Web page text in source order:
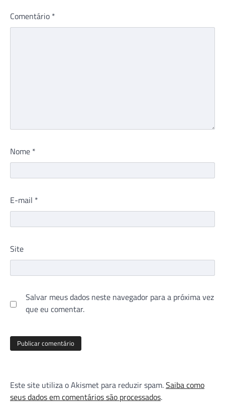
Comentário *
Nome *
E-mail *
Site
Salvar meus dados neste navegador para a próxima vez
que eu comentar.
Este site utiliza o Akismet para reduzir spam.Saiba como
seus dados em comentários são processados.